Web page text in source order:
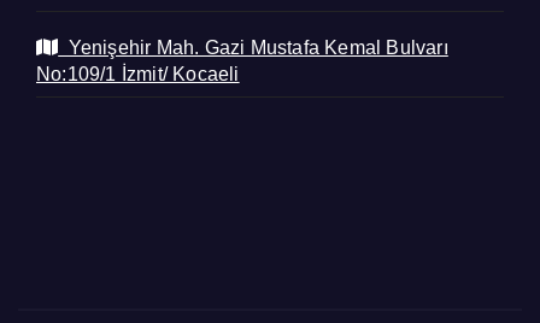
Yenişehir Mah. Gazi Mustafa Kemal Bulvarı
No:109/1 İzmit/ Kocaeli